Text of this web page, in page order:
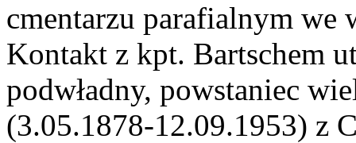
cmentarzu parafialnym we
Kontakt z kpt. Bartschem
podwładny, powstaniec
(3.05.1878-12.09.1953) z